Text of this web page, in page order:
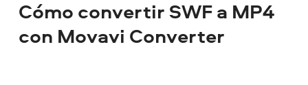
Cómo convertir SWF a MP4
con Movavi Converter